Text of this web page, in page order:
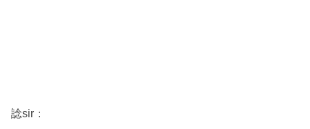
諗sir：